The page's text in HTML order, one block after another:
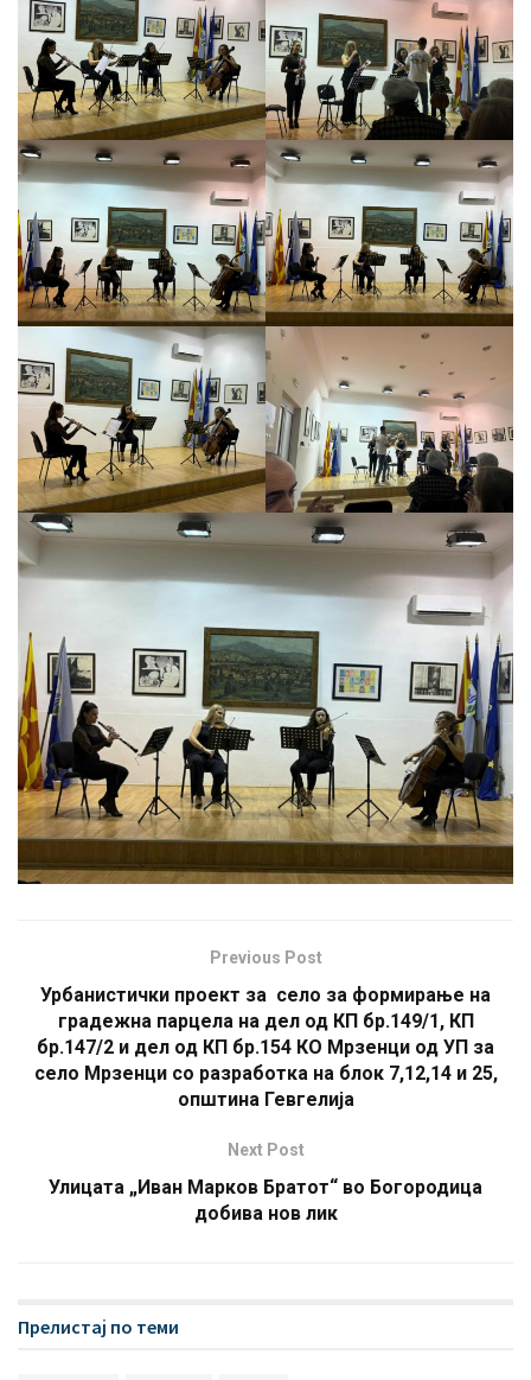
Previous Post
Урбанистички проект за село за формирање на
градежна парцела на дел од КП бр.149/1, КП
бр.147/2 и дел од КП бр.154 КО Мрзенци од УП за
село Мрзенци со разработка на блок 7,12,14 и 25,
општина Гевгелија
Next Post
Улицата „Иван Марков Братот“ во Богородица
добива нов лик
Прелистај по теми